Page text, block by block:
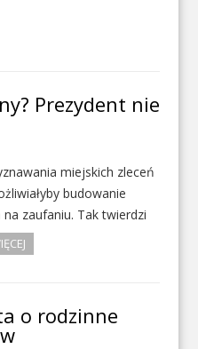
Prezydent nie
miejskich zleceń
budowanie
zaufaniu. Tak twierdzi
o rodzinne